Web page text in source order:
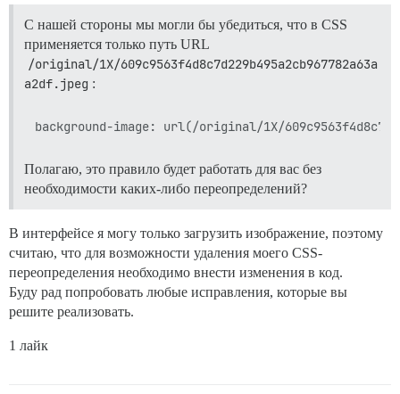
С нашей стороны мы могли бы убедиться, что в CSS
применяется только путь URL
/original/1X/609c9563f4d8c7d229b495a2cb967782a63a
a2df.jpeg :
Полагаю, это правило будет работать для вас без
необходимости каких-либо переопределений?
В интерфейсе я могу только загрузить изображение, поэтому
считаю, что для возможности удаления моего CSS-
переопределения необходимо внести изменения в код.
Буду рад попробовать любые исправления, которые вы
решите реализовать.
1 лайк